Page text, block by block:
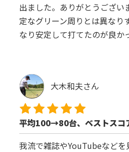
出ました。ありがとうござい
定なグリーン周りとは異なり
なり安定して打てたのが良か
大木和夫さん
平均100→80台、ベストスコ
我流で雑誌やYouTubeなどを